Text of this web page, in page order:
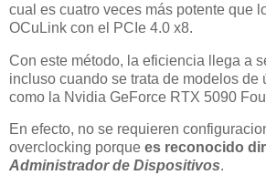
cual es cuatro veces más potente que
OCuLink con el PCIe 4.0 x8.
Con este método, la eficiencia llega a
incluso cuando se trata de modelos de
como la Nvidia GeForce RTX 5090
En efecto, no se requieren
overclocking porque es reconocido
Administrador de Dispositivos.